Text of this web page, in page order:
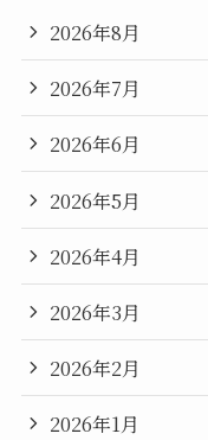
2026年8月
2026年7月
2026年6月
2026年5月
2026年4月
2026年3月
2026年2月
2026年1月